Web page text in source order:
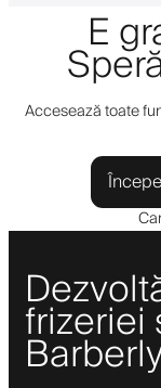
E
Accesează toate
frizeriei